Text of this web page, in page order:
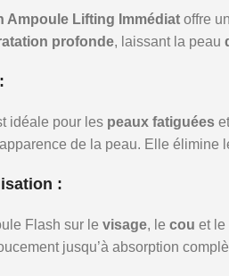
Ampoule Lifting Immédiat offre un
profonde, laissant la peau
idéale pour les peaux fatiguées
de la peau. Elle élimine
:
Flash sur le visage, le cou et le
jusqu’à absorption